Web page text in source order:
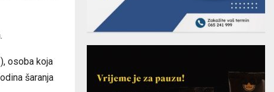
osoba koja
šaranja